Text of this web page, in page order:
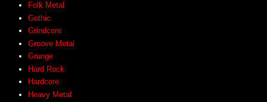
Folk Metal
Gothic
Grindcore
Groove Metal
Grunge
Hard Rock
Hardcore
Heavy Metal